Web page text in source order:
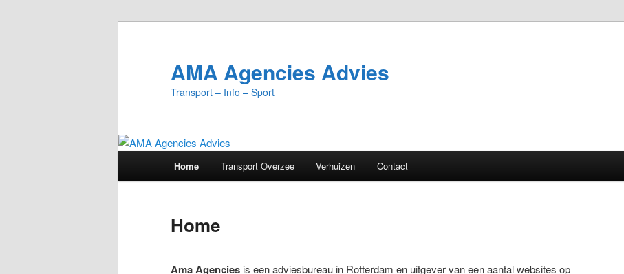
AMA Agencies Advies
Transport – Info – Sport
Home Transport Overzee Verhuizen Contact
Home
Ama Agencies is een adviesbureau in Rotterdam en uitgever van een aantal websites op